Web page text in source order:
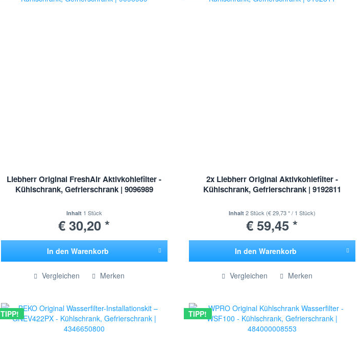
Liebherr Original FreshAir Aktivkohlefilter -
Kühlschrank, Gefrierschrank | 9096989
Inhalt 1 Stück
€ 30,20 *
In den Warenkorb
Vergleichen Merken
2x Liebherr Original Aktivkohlefilter -
Kühlschrank, Gefrierschrank | 9192811
Inhalt 2 Stück (€ 29,73 * / 1 Stück)
€ 59,45 *
In den Warenkorb
Vergleichen Merken
TIPP! TIPP!